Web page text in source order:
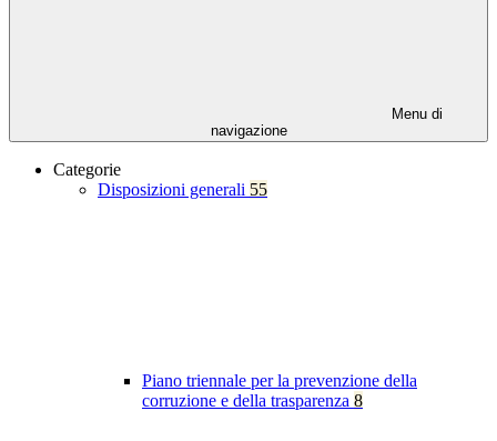
Menu di
navigazione
Categorie
Disposizioni generali 55
Piano triennale per la prevenzione della
corruzione e della trasparenza 8